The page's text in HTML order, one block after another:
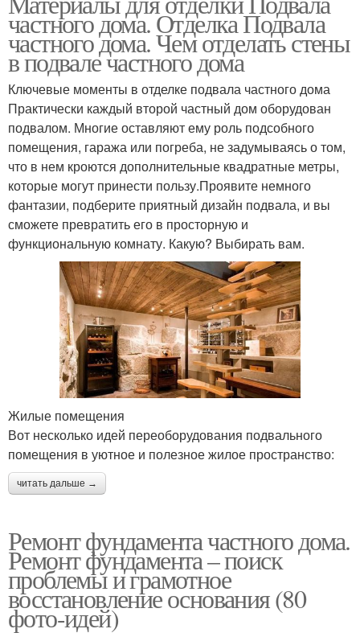
частного дома. Отделка Подвала
частного дома. Чем отделать стены
в подвале частного дома
Ключевые моменты в отделке подвала частного дома
Практически каждый второй частный дом оборудован
подвалом. Многие оставляют ему роль подсобного
помещения, гаража или погреба, не задумываясь о том,
что в нем кроются дополнительные квадратные метры,
которые могут принести пользу.Проявите немного
фантазии, подберите приятный дизайн подвала, и вы
сможете превратить его в просторную и
функциональную комнату. Какую? Выбирать вам.
Жилые помещения
Вот несколько идей переоборудования подвального
помещения в уютное и полезное жилое пространство:
читать дальше →
Ремонт фундамента частного дома.
Ремонт фундамента – поиск
проблемы и грамотное
восстановление основания (80
фото-идей)